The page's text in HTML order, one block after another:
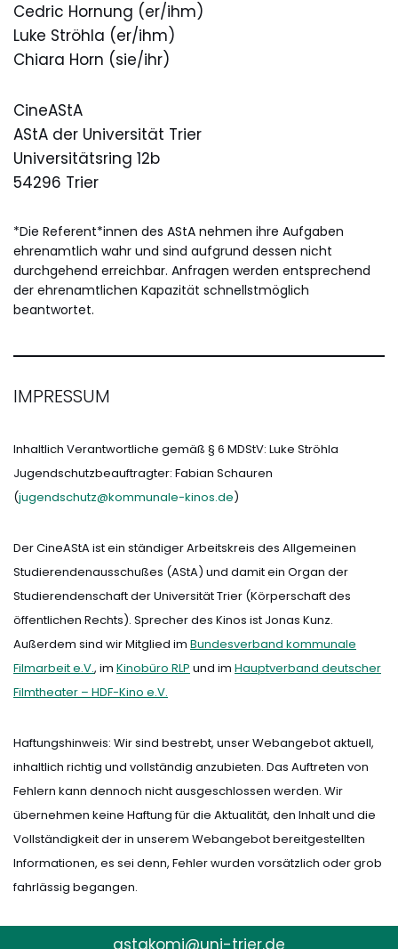
Cedric Hornung (er/ihm)
Luke Ströhla (er/ihm)
Chiara Horn (sie/ihr)
CineAStA
AStA der Universität Trier
Universitätsring 12b
54296 Trier
*Die Referent*innen des AStA nehmen ihre Aufgaben
ehrenamtlich wahr und sind aufgrund dessen nicht
durchgehend erreichbar. Anfragen werden entsprechend
der ehrenamtlichen Kapazität schnellstmöglich
beantwortet.
IMPRESSUM
Inhaltlich Verantwortliche gemäß § 6 MDStV: Luke Ströhla
Jugendschutzbeauftragter: Fabian Schauren
(jugendschutz@kommunale-kinos.de)
Der CineAStA ist ein ständiger Arbeitskreis des Allgemeinen
Studierendenausschußes (AStA) und damit ein Organ der
Studierendenschaft der Universität Trier (Körperschaft des
öffentlichen Rechts). Sprecher des Kinos ist Jonas Kunz.
Außerdem sind wir Mitglied im Bundesverband kommunale
Filmarbeit e.V., im Kinobüro RLP und im Hauptverband deutscher
Filmtheater – HDF-Kino e.V.
Haftungshinweis: Wir sind bestrebt, unser Webangebot aktuell,
inhaltlich richtig und vollständig anzubieten. Das Auftreten von
Fehlern kann dennoch nicht ausgeschlossen werden. Wir
übernehmen keine Haftung für die Aktualität, den Inhalt und die
Vollständigkeit der in unserem Webangebot bereitgestellten
Informationen, es sei denn, Fehler wurden vorsätzlich oder grob
fahrlässig begangen.